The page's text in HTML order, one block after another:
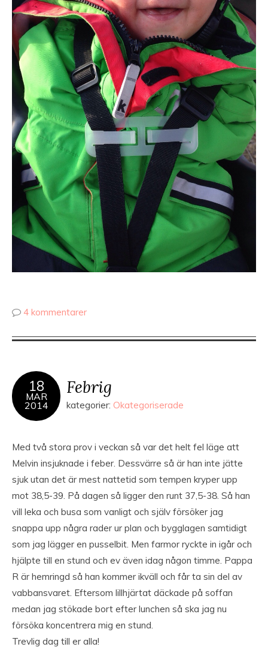
4 kommentarer
18
MAR
2014
Febrig
kategorier: Okategoriserade
Med två stora prov i veckan så var det helt fel läge att
Melvin insjuknade i feber. Dessvärre så är han inte jätte
sjuk utan det är mest nattetid som tempen kryper upp
mot 38,5-39. På dagen så ligger den runt 37,5-38. Så han
vill leka och busa som vanligt och själv försöker jag
snappa upp några rader ur plan och bygglagen samtidigt
som jag lägger en pusselbit. Men farmor ryckte in igår och
hjälpte till en stund och ev även idag någon timme. Pappa
R är hemringd så han kommer ikväll och får ta sin del av
vabbansvaret. Eftersom lillhjärtat däckade på soffan
medan jag stökade bort efter lunchen så ska jag nu
försöka koncentrera mig en stund.
Trevlig dag till er alla!